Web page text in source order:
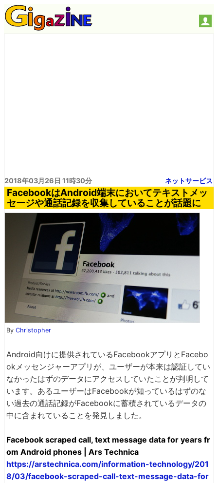
2018年03月26日 11時30分 ネットサービス
FacebookはAndroid端末においてテキストメッ
セージや通話記録を収集していることが話題に
By Christopher
Android向けに提供されているFacebookアプリとFacebo
okメッセンジャーアプリが、ユーザーが本来は認証してい
なかったはずのデータにアクセスしていたことが判明して
います。あるユーザーはFacebookが知っているはずのな
い過去の通話記録がFacebookに蓄積されているデータの
中に含まれていることを発見しました。
Facebook scraped call, text message data for years fr
om Android phones | Ars Technica
https://arstechnica.com/information-technology/201
8/03/facebook-scraped-call-text-message-data-for